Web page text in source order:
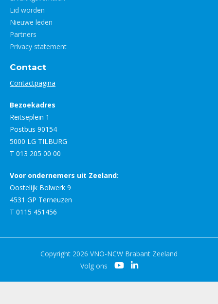
Lid worden
Nieuwe leden
Partners
Privacy statement
Contact
Contactpagina
Bezoekadres
Reitseplein 1
Postbus 90154
5000 LG TILBURG
T 013 205 00 00
Voor ondernemers uit Zeeland:
Oostelijk Bolwerk 9
4531 GP Terneuzen
T 0115 451456
Copyright 2026 VNO-NCW Brabant Zeeland
Volg ons